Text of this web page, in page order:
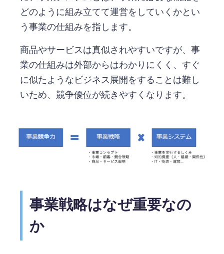
どのように組み立てて運営をしていくかとい
う事業の仕組みを指します。
商品やサービスは真似されやすいですが、事
業の仕組みは外部からはわかりにくく、すぐ
に似たようなビジネス展開をすることは難し
いため、競争優位が続きやすくなります。
事業戦略はなぜ重要なの
か